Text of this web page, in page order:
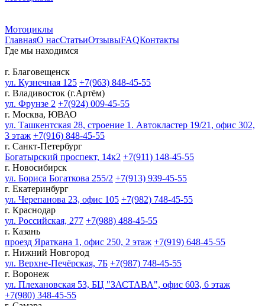
Мотоциклы
ГлавнаяО насСтатьиОтзывыFAQКонтакты
Где мы находимся
г. Благовещенск
ул. Кузнечная 125 +7(963) 848-45-55
г. Владивосток (г.Артём)
ул. Фрунзе 2 +7(924) 009-45-55
г. Москва, ЮВАО
ул. Ташкентская 28, строение 1. Автокластер 19/21, офис 302,
3 этаж +7(916) 848-45-55
г. Санкт-Петербург
Богатырский проспект, 14к2 +7(911) 148-45-55
г. Новосибирск
ул. Бориса Богаткова 255/2 +7(913) 939-45-55
г. Екатеринбург
ул. Черепанова 23, офис 105 +7(982) 748-45-55
г. Краснодар
ул. Российская, 277 +7(988) 488-45-55
г. Казань
проезд Яраткана 1, офис 250, 2 этаж +7(919) 648-45-55
г. Нижний Новгород
ул. Верхне-Печёрская, 7Б +7(987) 748-45-55
г. Воронеж
ул. Плехановская 53, БЦ "ЗАСТАВА", офис 603, 6 этаж
+7(980) 348-45-55